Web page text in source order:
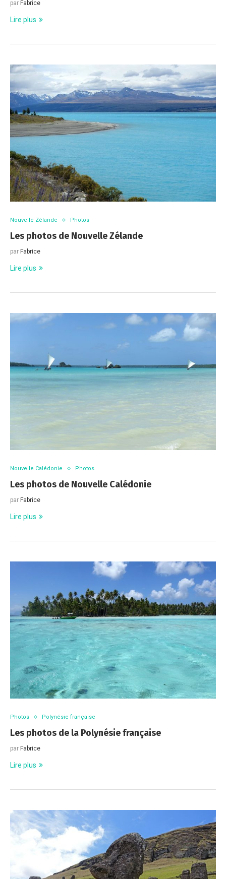
par Fabrice
Lire plus
Nouvelle Zélande Photos
Les photos de Nouvelle Zélande
par Fabrice
Lire plus
Nouvelle Calédonie Photos
Les photos de Nouvelle Calédonie
par Fabrice
Lire plus
Photos Polynésie française
Les photos de la Polynésie française
par Fabrice
Lire plus